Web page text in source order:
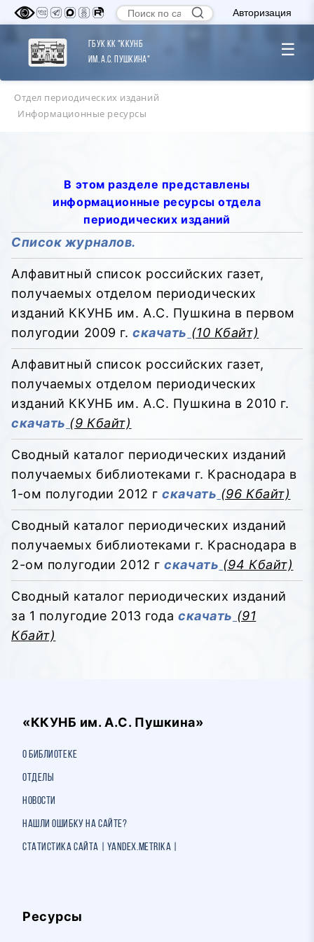
Авторизация
ГБУК КК "ККУНБ
им. А.С. Пушкина"
☰
Отдел периодических изданий
Информационные ресурсы
В этом разделе представлены
информационные ресурсы отдела
периодических изданий
Список журналов.
Алфавитный список российских газет,
получаемых отделом периодических
изданий ККУНБ им. А.С. Пушкина в первом
полугодии 2009 г. скачать (10 Кбайт)
Алфавитный список российских газет,
получаемых отделом периодических
изданий ККУНБ им. А.С. Пушкина в 2010 г.
скачать (9 Кбайт)
Сводный каталог периодических изданий
получаемых библиотеками г. Краснодара в
1-ом полугодии 2012 г скачать (96 Кбайт)
Сводный каталог периодических изданий
получаемых библиотеками г. Краснодара в
2-ом полугодии 2012 г скачать (94 Кбайт)
Сводный каталог периодических изданий
за 1 полугодие 2013 года скачать (91
Кбайт)
«ККУНБ им. А.С. Пушкина»
О библиотеке
Отделы
Новости
Нашли ошибку на сайте?
Статистика сайта | Yandex.Metrika |
Ресурсы